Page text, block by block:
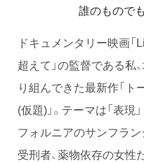
誰のもので
ドキュメンタリー映画
超えて」の監督である私
り組んできた最新作「
(仮題)」。テーマは「表現
フォルニアのサンフラン
受刑者、薬物依存の女性